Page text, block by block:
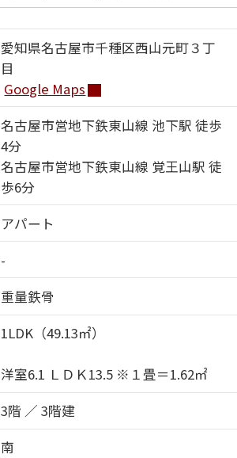
愛知県名古屋市千種区西山元町３丁
目
Google Maps
名古屋市営地下鉄東山線 池下駅 徒歩
4分
名古屋市営地下鉄東山線 覚王山駅 徒
歩6分
アパート
-
重量鉄骨
1LDK（49.13㎡）
洋室6.1 ＬＤＫ13.5 ※１畳＝1.62㎡
3階 ／ 3階建
南